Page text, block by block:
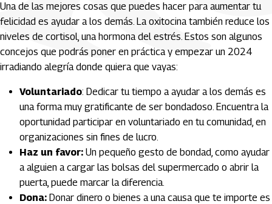
Una de las mejores cosas que puedes hacer para aumentar tu
felicidad es ayudar a los demás. La oxitocina también reduce los
niveles de cortisol, una hormona del estrés. Estos son algunos
concejos que podrás poner en práctica y empezar un 2024
irradiando alegría donde quiera que vayas:
Voluntariado: Dedicar tu tiempo a ayudar a los demás es
una forma muy gratificante de ser bondadoso. Encuentra la
oportunidad participar en voluntariado en tu comunidad, en
organizaciones sin fines de lucro.
Haz un favor: Un pequeño gesto de bondad, como ayudar
a alguien a cargar las bolsas del supermercado o abrir la
puerta, puede marcar la diferencia.
Dona: Donar dinero o bienes a una causa que te importe es